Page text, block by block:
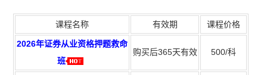
课程名称 有效期 课程价格
2026年证券从业资格押题救命
班
购买后365天有效 500/科